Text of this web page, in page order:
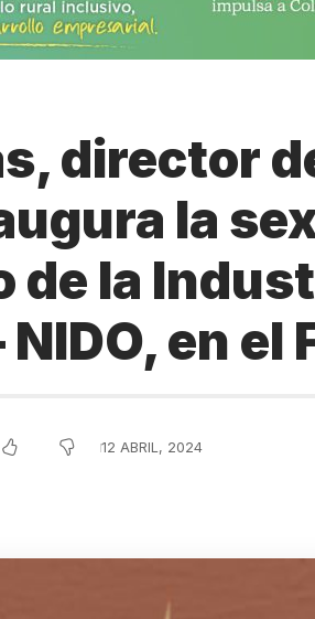
director
la
de la
en el
12 ABRIL, 2024